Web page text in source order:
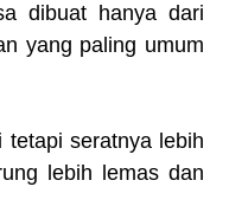
dibuat hanya dari
yang paling umum
tetapi seratnya lebih
lebih lemas dan